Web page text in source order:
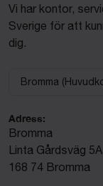
Vi har kontor,
Sverige för att
dig.
Välj anläggning:
Bromma
Adress:
Bromma
Linta Gårdsväg 5A
168 74 Bromma